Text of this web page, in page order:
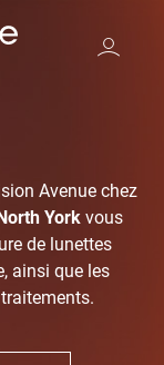
Avenue chez
York vous
de lunettes
ainsi que les